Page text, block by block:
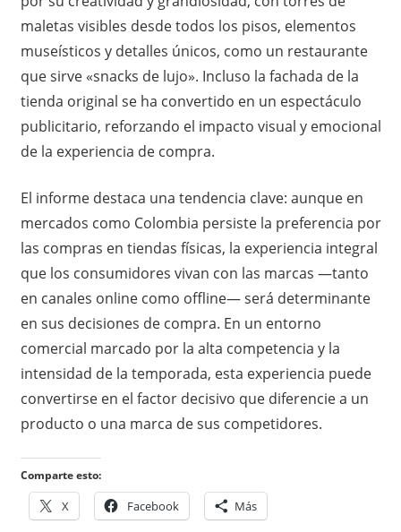
maletas visibles desde todos los pisos, elementos
museísticos y detalles únicos, como un restaurante
que sirve «snacks de lujo». Incluso la fachada de la
tienda original se ha convertido en un espectáculo
publicitario, reforzando el impacto visual y emocional
de la experiencia de compra.
El informe destaca una tendencia clave: aunque en
mercados como Colombia persiste la preferencia por
las compras en tiendas físicas, la experiencia integral
que los consumidores vivan con las marcas —tanto
en canales online como offline— será determinante
en sus decisiones de compra. En un entorno
comercial marcado por la alta competencia y la
intensidad de la temporada, esta experiencia puede
convertirse en el factor decisivo que diferencie a un
producto o una marca de sus competidores.
Comparte esto:
X Facebook Más